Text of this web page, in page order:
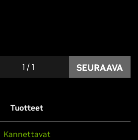
DirectX 12 Ultimate -API:in.
1 / 1 SEURAAVA
Tuotteet
Kannettavat